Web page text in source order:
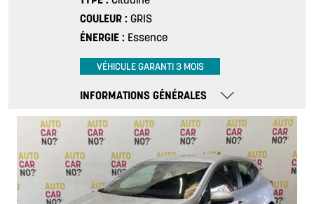
COULEUR
GRIS
ÉNERGIE
Essence
VÉHICULE GARANTI 3 MOIS
INFORMATIONS GÉNÉRALES